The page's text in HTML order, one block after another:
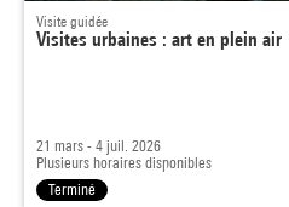
Visite guidée
Visites urbaines : art en plein air
21 mars - 4 juil. 2026
Plusieurs horaires disponibles
Terminé